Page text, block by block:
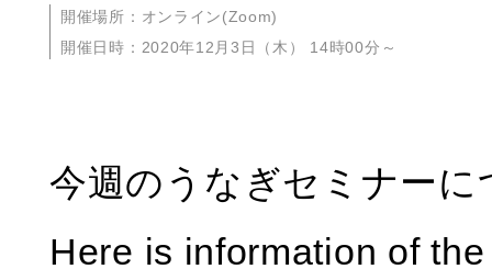
開催場所：オンライン(Zoom)
開催日時：2020年12月3日（木） 14時00分～
今週のうなぎセミナー
Here is information of